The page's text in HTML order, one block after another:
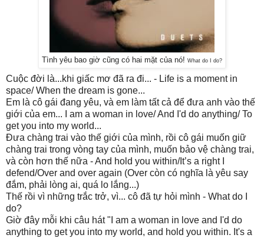
Tình yêu bao giờ cũng có hai mặt của nó! What do I do?
Cuộc đời là...khi giấc mơ đã ra đi... - Life is a moment in
space/ When the dream is gone...
Em là cô gái đang yêu, và em làm tất cả để đưa anh vào thế
giới của em... I am a woman in love/ And I'd do anything/ To
get you into my world...
Đưa chàng trai vào thế giới của mình, rồi cô gái muốn giữ
chàng trai trong vòng tay của mình, muốn bảo vệ chàng trai,
và còn hơn thế nữa - And hold you within/It’s a right I
defend/Over and over again (Over còn có nghĩa là yêu say
đắm, phải lòng ai, quá lo lắng...)
Thế rồi vì những trắc trở, vì... cô đã tự hỏi mình - What do I
do?
Giờ đây mỗi khi câu hát "I am a woman in love and I'd do
anything to get you into my world, and hold you within. It's a